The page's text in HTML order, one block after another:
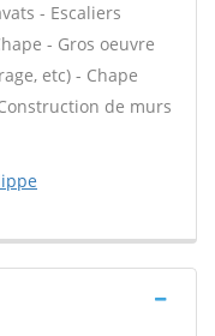
- Escaliers
- Gros oeuvre
etc) - Chape
de murs